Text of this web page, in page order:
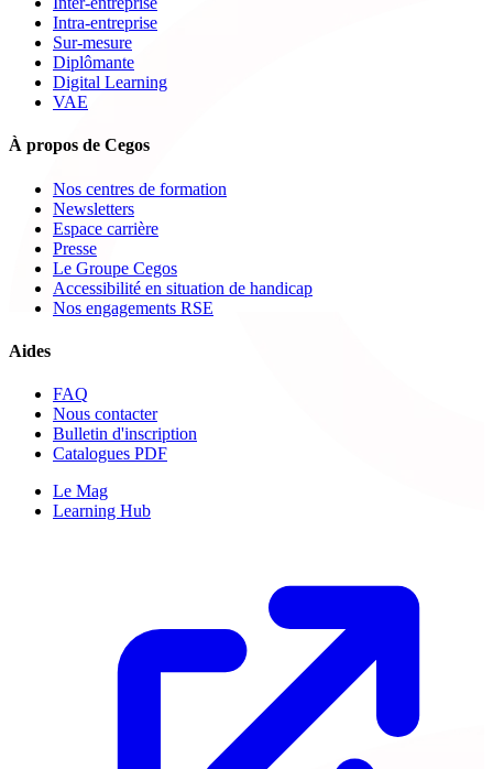
Intra-entreprise
Sur-mesure
Diplômante
Digital Learning
VAE
À propos de Cegos
Nos centres de formation
Newsletters
Espace carrière
Presse
Le Groupe Cegos
Accessibilité en situation de handicap
Nos engagements RSE
Aides
FAQ
Nous contacter
Bulletin d'inscription
Catalogues PDF
Le Mag
Learning Hub